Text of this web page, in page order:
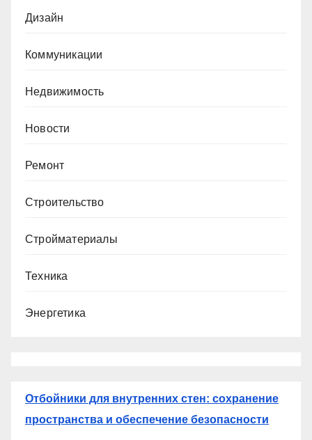
Дизайн
Коммуникации
Недвижимость
Новости
Ремонт
Строительство
Стройматериалы
Техника
Энергетика
Отбойники для внутренних стен: сохранение
пространства и обеспечение безопасности